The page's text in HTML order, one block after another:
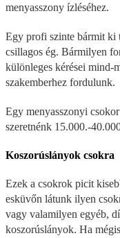
menyasszony ízléséhez.
Egy profi szinte bármit ki
csillagos ég. Bármilyen
különleges kérései mind-
szakemberhez fordulunk.
Egy menyasszonyi
szeretnénk 15.000.-
Koszorúslányok csokra
Ezek a csokrok picit
esküvőn látunk ilyen
vagy valamilyen egyéb,
koszorúslányok. Ha